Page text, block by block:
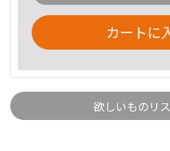
カートに
欲しいものリ